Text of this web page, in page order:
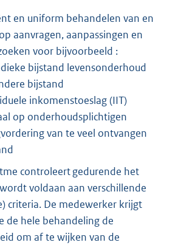
en uniform behandelen van en
aanvragen, aanpassingen en
voor bijvoorbeeld :
bijstand levensonderhoud
bijstand
inkomenstoeslag (IIT)
op onderhoudsplichtigen
van te veel ontvangen
controleert gedurende het
voldaan aan verschillende
criteria. De medewerker krijgt
de hele behandeling de
om af te wijken van de